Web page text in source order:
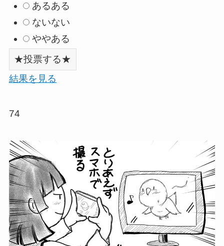
あるある
ないない
ややある
結果を見る
74